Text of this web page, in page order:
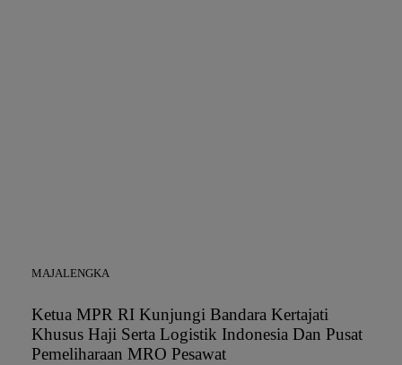
MAJALENGKA
Ketua MPR RI Kunjungi Bandara Kertajati
Khusus Haji Serta Logistik Indonesia Dan Pusat
Pemeliharaan MRO Pesawat